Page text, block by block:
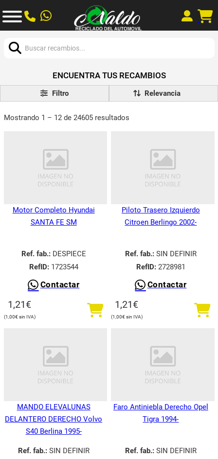
ENCUENTRA TUS RECAMBIOS
Filtro
Mostrando 1 – 12 de 24605 resultados
Motor Completo Hyundai
SANTA FE SM
Ref. fab.:DESPIECE
RefID:1723544
Contactar
1,21€
1,00€
Piloto Trasero Izquierdo
Citroen Berlingo 2002-
Ref. fab.:SIN DEFINIR
RefID:2728981
Contactar
1,21€
1,00€
MANDO ELEVALUNAS
DELANTERO DERECHO Volvo
S40 Berlina 1995-
Ref. fab.:SIN DEFINIR
Faro Antiniebla Derecho Opel
Tigra 1994-
Ref. fab.:SIN DEFINIR